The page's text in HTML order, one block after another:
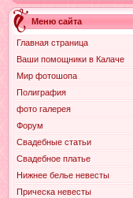
Меню сайта
Главная страница
Ваши помощники в Калаче
Мир фотошопа
Полиграфия
фото галерея
Форум
Свадебные статьи
Свадебное платье
Нижнее белье невесты
Прическа невесты